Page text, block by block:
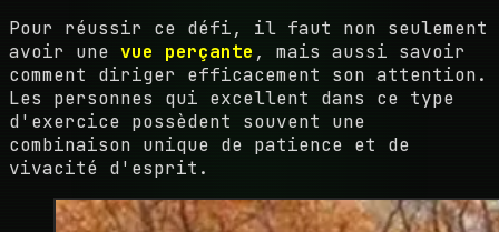
Pour réussir ce défi, il faut non seulement
avoir une vue perçante , mais aussi savoir
comment diriger efficacement son attention.
Les personnes qui excellent dans ce type
d'exercice possèdent souvent une
combinaison unique de patience et de
vivacité d'esprit.